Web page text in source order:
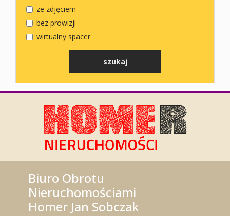
ze zdjęciem
bez prowizji
wirtualny spacer
Biuro Obrotu
Nieruchomościami
Homer Jan Sobczak